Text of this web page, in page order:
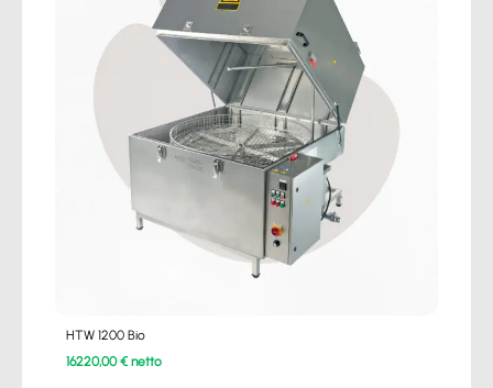
HTW 1200 Bio
16220,00 € netto